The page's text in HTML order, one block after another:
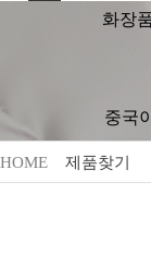
화장
중국
HOME 제품찾기